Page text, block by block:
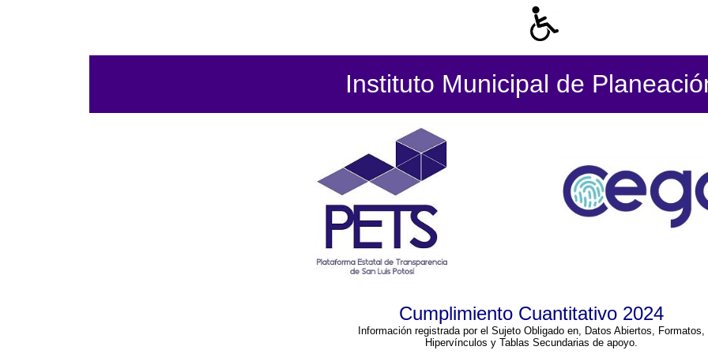
Instituto Municipal de
Cumplimiento Cuantitativo 2024
Información registrada por el Sujeto Obligado en, Datos Abiertos, Formatos,
Hipervínculos y Tablas Secundarias de apoyo.